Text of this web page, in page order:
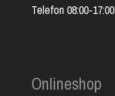
Telefon 08:00-17:00
Onlineshop